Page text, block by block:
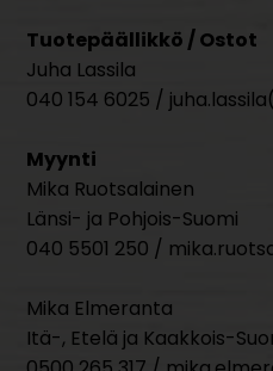
Tuotepäällikkö / Ostot
Juha Lassila
040 154 6025 /
Myynti
Mika Ruotsalainen
Länsi- ja Pohjois-Suomi
040 5501 250 /
Mika Elmeranta
Itä-, Etelä ja Kaakkois-